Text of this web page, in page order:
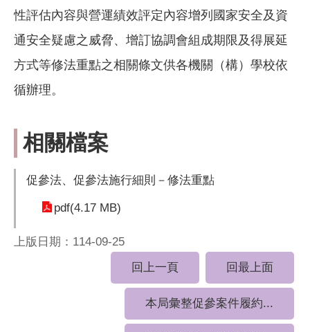
性評估內容與營運績效評定內容增列國家安全及資
通安全疑慮之威脅、增訂協調會組成期限及得展延
方式等修法重點之相關條文供各機關（構）學校依
循辦理。
相關檔案
促參法、促參法施行細則－修法重點
pdf(4.17 MB)
上版日期：114-09-25
回上一頁
回最上面
本局彙整促參案件履約...